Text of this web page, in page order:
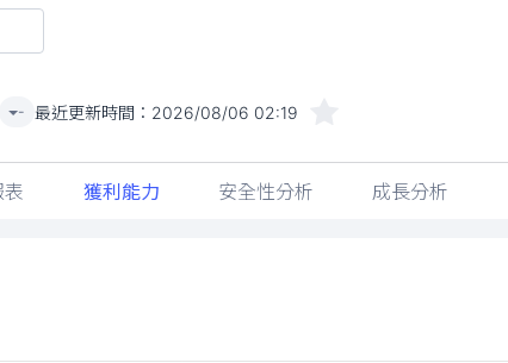
- 最近更新時間： 2026/08/06 02:19
表 獲利能力 安全性分析 成長分析